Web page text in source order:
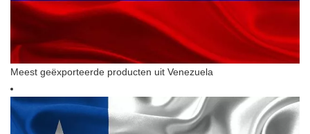
Meest geëxporteerde producten uit Venezuela